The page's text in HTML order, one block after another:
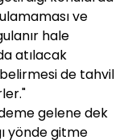
ve
hale
atılacak
de tahvil
gelene dek
yönde gitme